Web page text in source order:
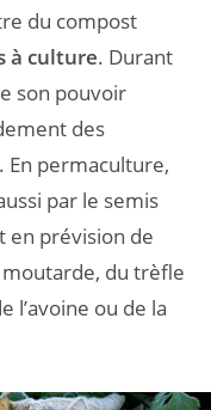
du compost
à culture. Durant
son pouvoir
des
En permaculture,
par le semis
en prévision de
moutarde, du trèfle
l’avoine ou de la